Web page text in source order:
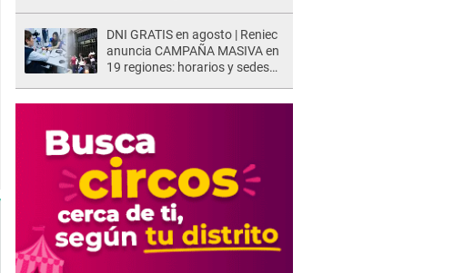
DNI GRATIS en agosto | Reniec
anuncia CAMPAÑA MASIVA en
19 regiones: horarios y sedes